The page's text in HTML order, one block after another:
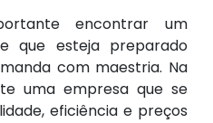
encontrar um
que esteja preparado
com maestria. Na
uma empresa que se
eficiência e preços